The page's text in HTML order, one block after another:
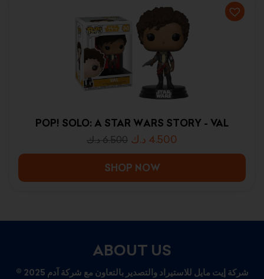
POP! SOLO: A STAR WARS STORY - VAL
6.500 د.ك 4.500 د.ك
SHOP NOW
ABOUT US
© 2025 شركة إيت مايل للاستيراد والتصدير بالتعاون مع شركة آدم